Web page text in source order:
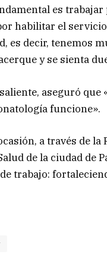
es
habilitar el
es decir, tenemos
y se sienta
aseguró que
funcione».
a través de
de la ciudad de
trabajo: